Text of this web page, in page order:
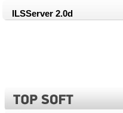
ILSServer 2.0d